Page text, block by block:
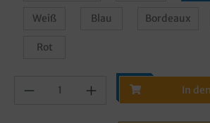
Weiß Blau Bordeaux
Rot
In